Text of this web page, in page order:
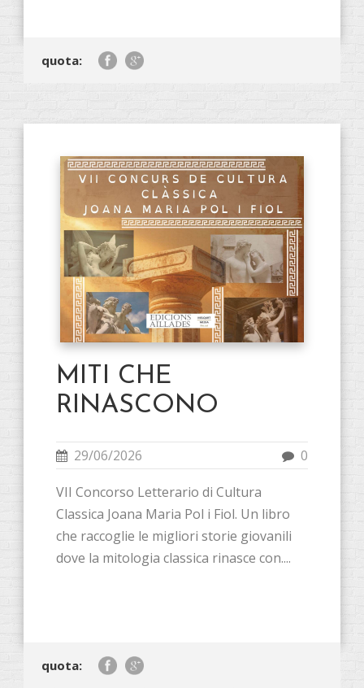
quota:
MITI CHE
RINASCONO
29/06/2026 0
VII Concorso Letterario di Cultura
Classica Joana Maria Pol i Fiol. Un libro
che raccoglie le migliori storie giovanili
dove la mitologia classica rinasce con....
quota: